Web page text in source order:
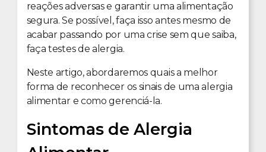
reações adversas e garantir uma alimentação
segura. Se possível, faça isso antes mesmo de
acabar passando por uma crise sem que saiba,
faça testes de alergia.
Neste artigo, abordaremos quais a melhor
forma de reconhecer os sinais de uma alergia
alimentar e como gerenciá-la.
Sintomas de Alergia